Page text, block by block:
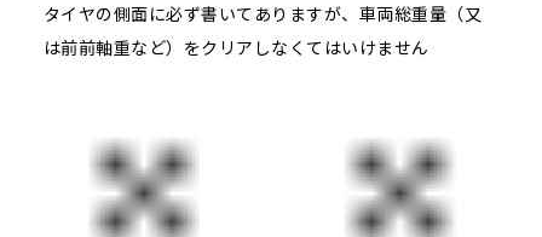
タイヤの側面に必ず書いてありますが、車両総重量（又
は前前軸重など）をクリアしなくてはいけません